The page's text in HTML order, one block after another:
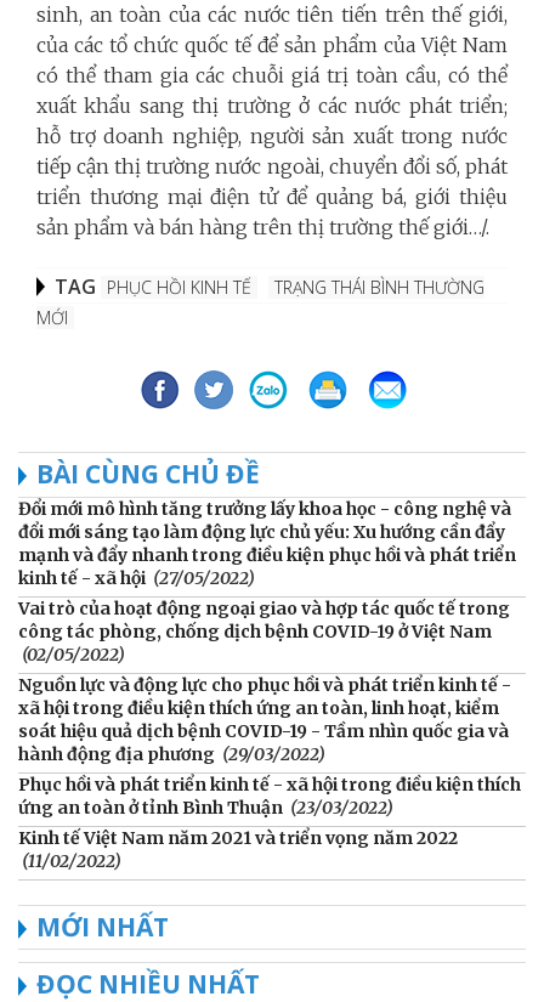
sinh, an toàn của các nước tiên tiến trên thế giới,
của các tổ chức quốc tế để sản phẩm của Việt Nam
có thể tham gia các chuỗi giá trị toàn cầu, có thể
xuất khẩu sang thị trường ở các nước phát triển;
hỗ trợ doanh nghiệp, người sản xuất trong nước
tiếp cận thị trường nước ngoài, chuyển đổi số, phát
triển thương mại điện tử để quảng bá, giới thiệu
sản phẩm và bán hàng trên thị trường thế giới…/.
TAG PHỤC HỒI KINH TẾ
TRẠNG THÁI BÌNH THƯỜNG
MỚI
BÀI CÙNG CHỦ ĐỀ
Đổi mới mô hình tăng trưởng lấy khoa học - công nghệ và
đổi mới sáng tạo làm động lực chủ yếu: Xu hướng cần đẩy
mạnh và đẩy nhanh trong điều kiện phục hồi và phát triển
kinh tế - xã hội (27/05/2022)
Vai trò của hoạt động ngoại giao và hợp tác quốc tế trong
công tác phòng, chống dịch bệnh COVID-19 ở Việt Nam
(02/05/2022)
Nguồn lực và động lực cho phục hồi và phát triển kinh tế -
xã hội trong điều kiện thích ứng an toàn, linh hoạt, kiểm
soát hiệu quả dịch bệnh COVID-19 - Tầm nhìn quốc gia và
hành động địa phương (29/03/2022)
Phục hồi và phát triển kinh tế - xã hội trong điều kiện thích
ứng an toàn ở tỉnh Bình Thuận (23/03/2022)
Kinh tế Việt Nam năm 2021 và triển vọng năm 2022
(11/02/2022)
MỚI NHẤT
ĐỌC NHIỀU NHẤT